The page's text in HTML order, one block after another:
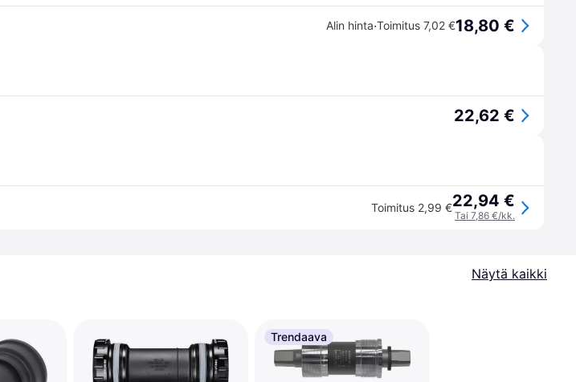
Alin hinta·Toimitus 7,02 €18,80 €
22,62 €
Toimitus 2,99 €22,94 €
Tai 7,86 €/kk.
Näytä kaikki
Trendaava